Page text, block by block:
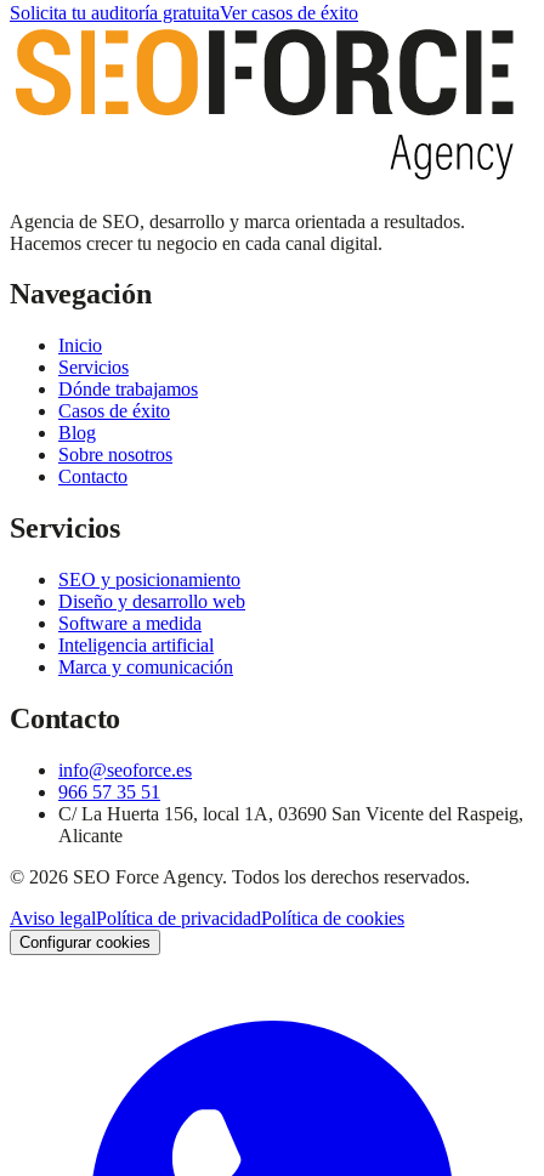
Solicita tu auditoría gratuitaVer casos de éxito
Agencia de SEO, desarrollo y marca orientada a resultados.
Hacemos crecer tu negocio en cada canal digital.
Navegación
Inicio
Servicios
Dónde trabajamos
Casos de éxito
Blog
Sobre nosotros
Contacto
Servicios
SEO y posicionamiento
Diseño y desarrollo web
Software a medida
Inteligencia artificial
Marca y comunicación
Contacto
info@seoforce.es
966 57 35 51
C/ La Huerta 156, local 1A, 03690 San Vicente del Raspeig,
Alicante
© 2026 SEO Force Agency. Todos los derechos reservados.
Aviso legalPolítica de privacidadPolítica de cookies
Configurar cookies